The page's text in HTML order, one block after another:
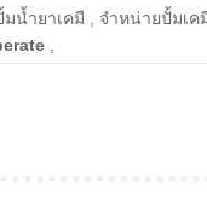
มน้ำยาเคมี
จำหน่ายปั้มเค